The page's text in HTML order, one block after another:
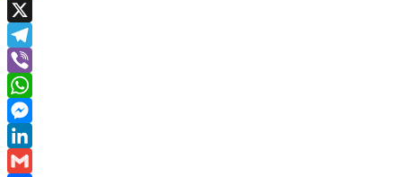
Facebook
X
Telegram
Viber
WhatsApp
Messenger
LinkedIn